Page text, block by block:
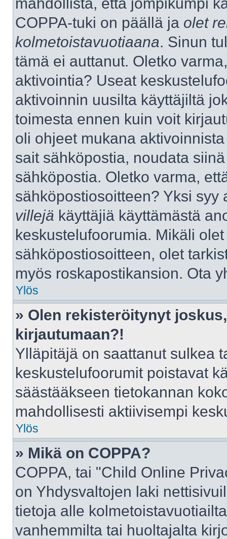
COPPA-tuki on päällä ja olet
kolmetoistavuotiaana. Sinun
tämä ei auttanut. Oletko
aktivointia? Useat
aktivoinnin uusilta käyttäjiltä
toimesta ennen kuin voit
oli ohjeet mukana
sait sähköpostia, noudata
sähköpostia. Oletko varma,
sähköpostiosoitteen? Yksi
villejä käyttäjiä käyttämästä
keskustelufoorumia. Mikäli
sähköpostiosoitteen, olet
myös roskapostikansion. Ota
Ylös
» Olen rekisteröitynyt
kirjautumaan?!
Ylläpitäjä on saattanut sulkea
keskustelufoorumit poistavat
säästääkseen tietokannan
mahdollisesti aktiivisempi
Ylös
» Mikä on COPPA?
COPPA, tai "Child Online
on Yhdysvaltojen laki
tietoja alle
vanhemmilta tai huoltajalta